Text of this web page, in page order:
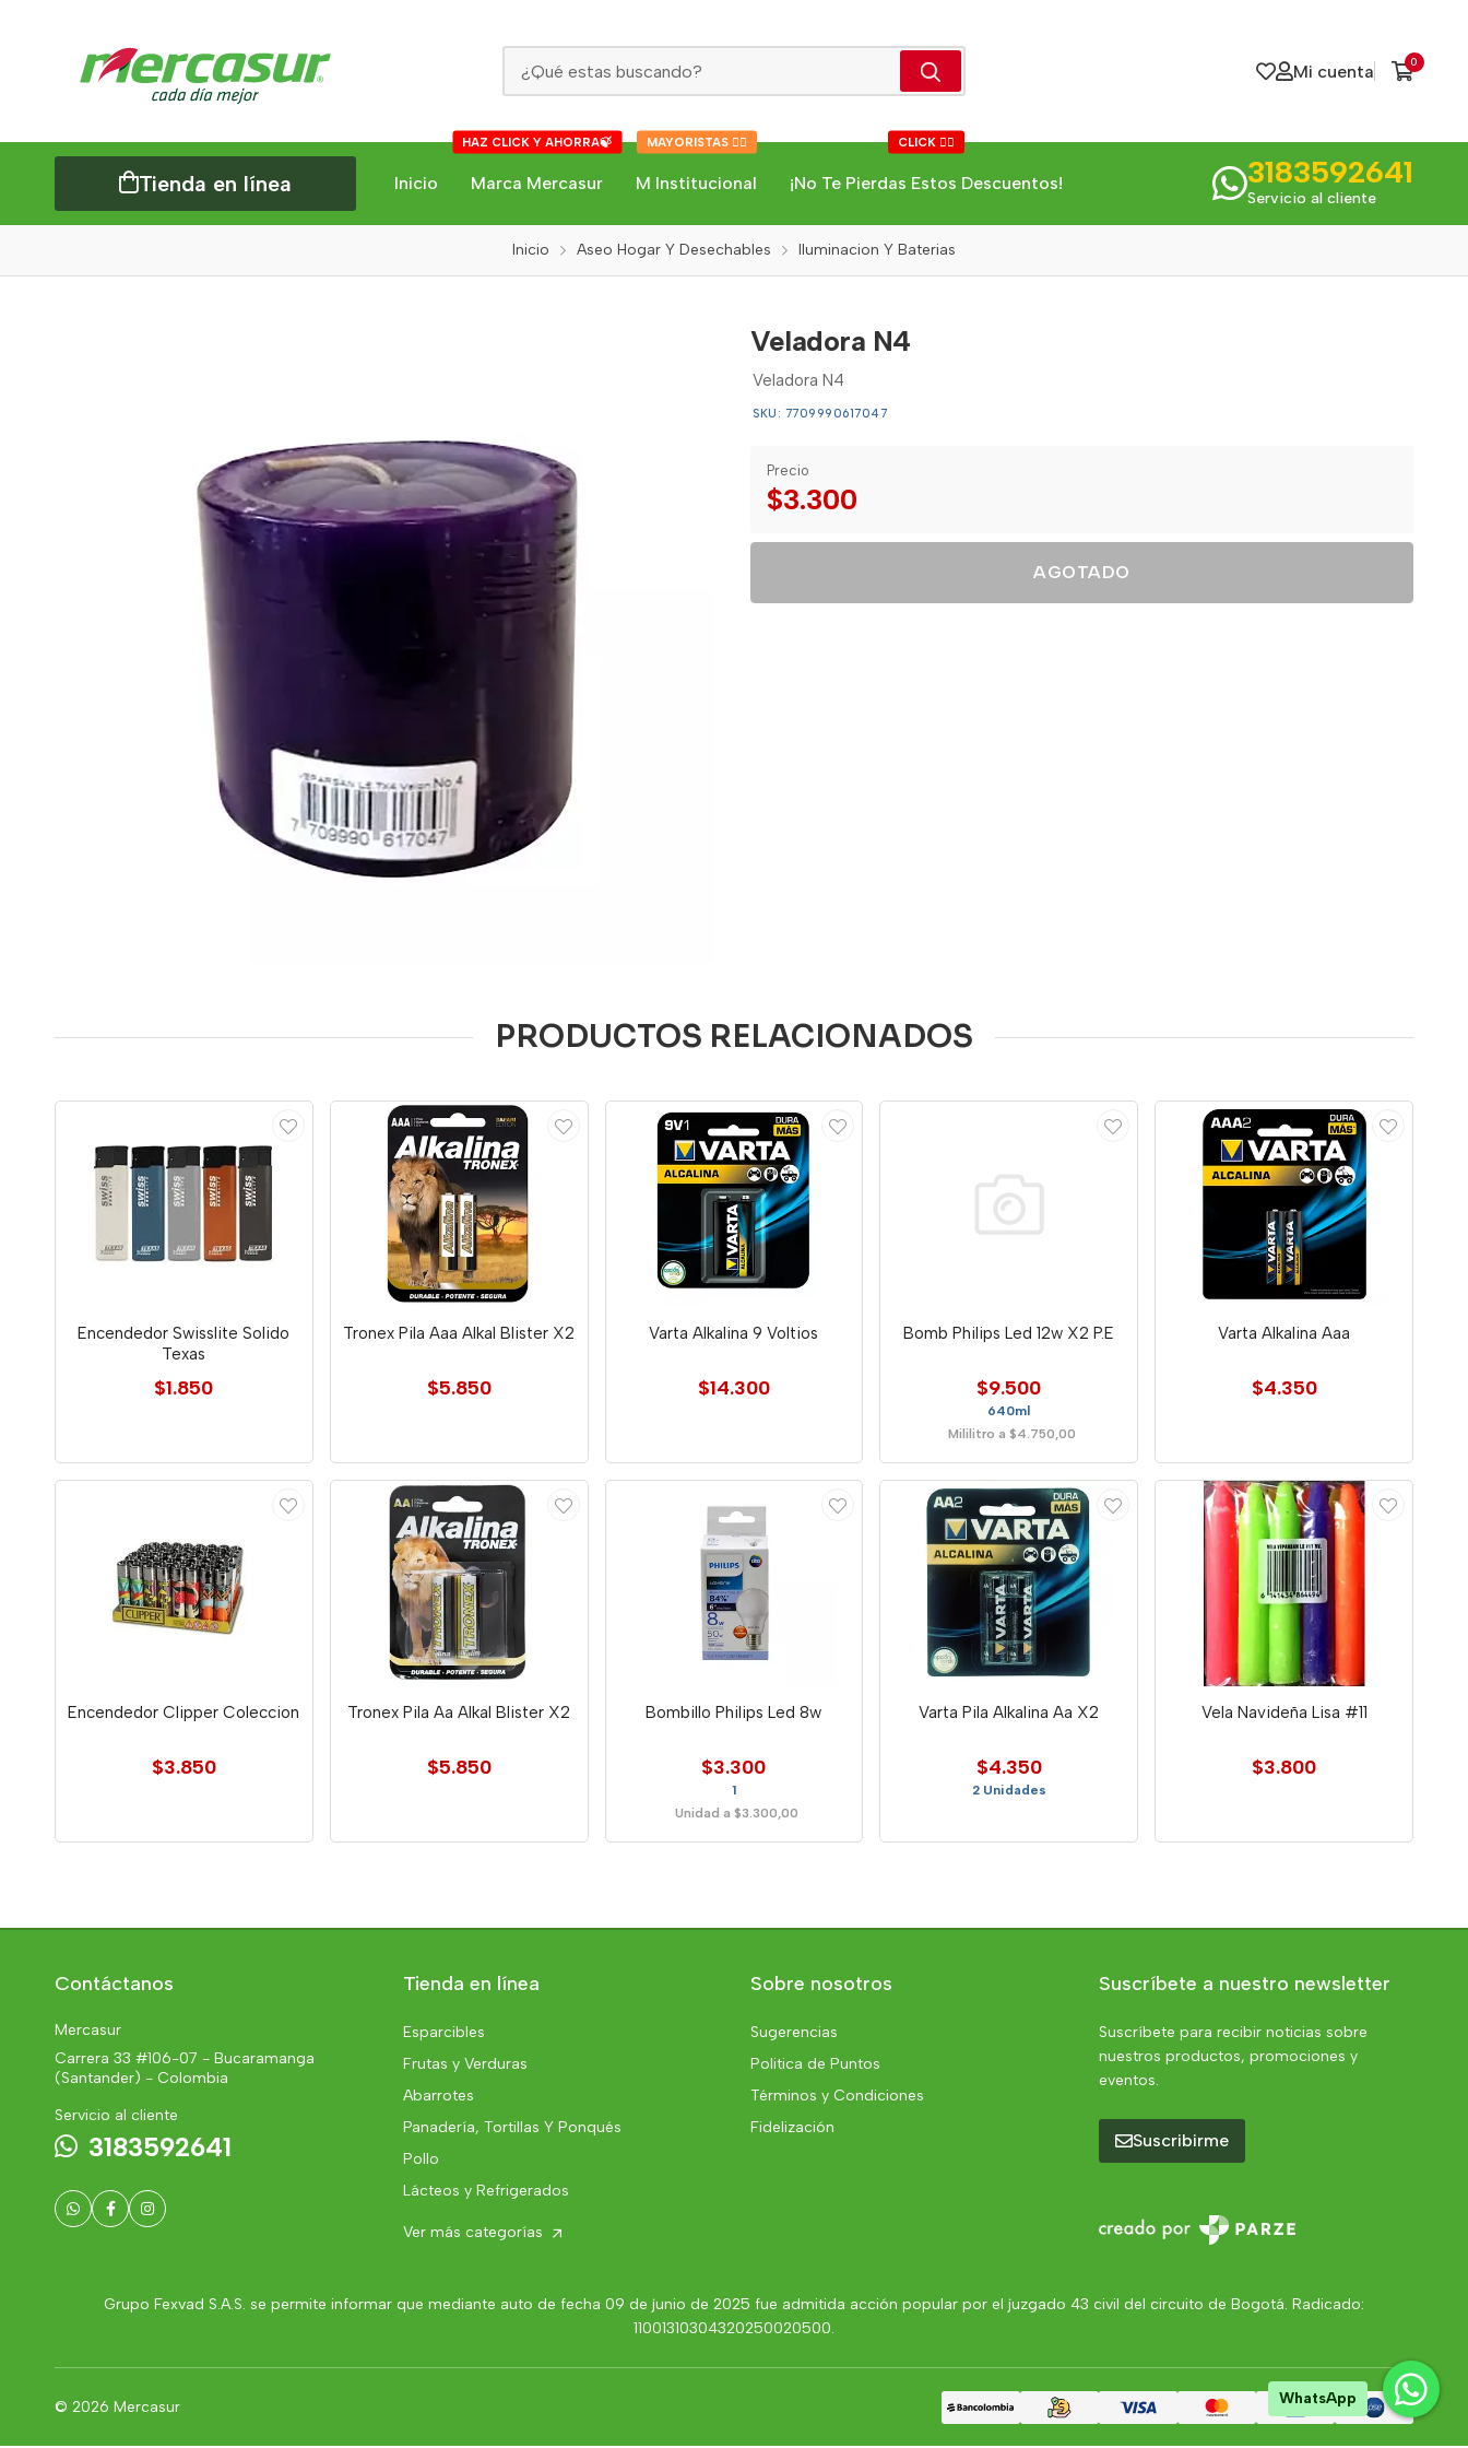
Mi cuenta 0
Tienda en línea Inicio Marca Mercasur
HAZ CLICK Y AHORRA🍃
M Institucional
MAYORISTAS 👇🏻
¡No Te Pierdas Estos Descuentos!
CLICK 👇🏻
3183592641
Servicio al cliente
Inicio Aseo Hogar Y Desechables Iluminacion Y Baterias
Veladora N4
Veladora N4
SKU: 7709990617047
Precio
$3.300
AGOTADO
PRODUCTOS RELACIONADOS
Encendedor Swisslite Solido
Texas
$1.850
Tronex Pila Aaa Alkal Blister X2
$5.850
Varta Alkalina 9 Voltios
$14.300
Bomb Philips Led 12w X2 P.E
$9.500
640ml
Mililitro a $4.750,00
Varta Alkalina Aaa
$4.350
Encendedor Clipper Coleccion
$3.850
Tronex Pila Aa Alkal Blister X2
$5.850
Bombillo Philips Led 8w
$3.300
1
Unidad a $3.300,00
Varta Pila Alkalina Aa X2
$4.350
2 Unidades
Vela Navideña Lisa #11
$3.800
Contáctanos
Mercasur
Carrera 33 #106-07 - Bucaramanga
(Santander) - Colombia
Servicio al cliente
3183592641
Tienda en línea
Esparcibles
Frutas y Verduras
Abarrotes
Panadería, Tortillas Y Ponqués
Pollo
Lácteos y Refrigerados
Ver más categorías
Sobre nosotros
Sugerencias
Politica de Puntos
Términos y Condiciones
Fidelización
Suscríbete a nuestro newsletter
Suscríbete para recibir noticias sobre
nuestros productos, promociones y
eventos.
Suscribirme
Grupo Fexvad S.A.S. se permite informar que mediante auto de fecha 09 de junio de 2025 fue admitida acción popular por el juzgado 43 civil del circuito de Bogotá. Radicado:
11001310304320250020500.
© 2026 Mercasur WhatsApp